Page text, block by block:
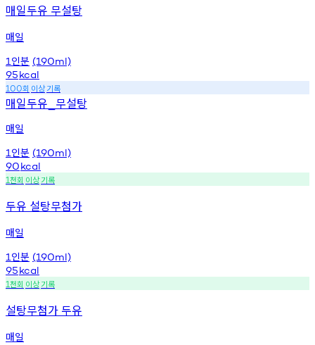
매일두유 무설탕
매일
1 인분 (190ml)
95kcal
100회 이상기록
매일두유 무설탕
매일
1 인분 (190ml)
90kcal
1천회 이상기록
두유 설탕무첨가
매일
1 인분 (190ml)
95kcal
1천회 이상기록
설탕무첨가 두유
매일